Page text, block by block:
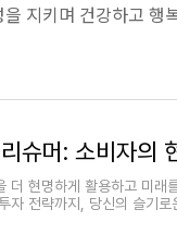
지키며 건강하고 행
슈머: 소비자의
더 현명하게 활용하고 미래
자 전략까지, 당신의 슬기